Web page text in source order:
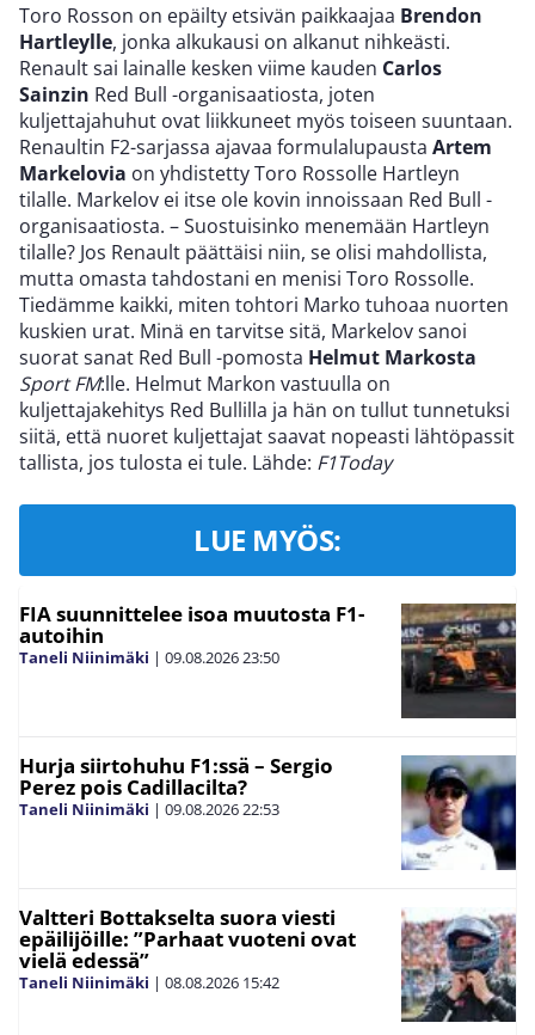
Toro Rosson on epäilty etsivän paikkaajaa Brendon
Hartleylle, jonka alkukausi on alkanut nihkeästi.
Renault sai lainalle kesken viime kauden Carlos
Sainzin Red Bull -organisaatiosta, joten
kuljettajahuhut ovat liikkuneet myös toiseen suuntaan.
Renaultin F2-sarjassa ajavaa formulalupausta Artem
Markelovia on yhdistetty Toro Rossolle Hartleyn
tilalle. Markelov ei itse ole kovin innoissaan Red Bull -
organisaatiosta. – Suostuisinko menemään Hartleyn
tilalle? Jos Renault päättäisi niin, se olisi mahdollista,
mutta omasta tahdostani en menisi Toro Rossolle.
Tiedämme kaikki, miten tohtori Marko tuhoaa nuorten
kuskien urat. Minä en tarvitse sitä, Markelov sanoi
suorat sanat Red Bull -pomosta Helmut Markosta
Sport FM:lle. Helmut Markon vastuulla on
kuljettajakehitys Red Bullilla ja hän on tullut tunnetuksi
siitä, että nuoret kuljettajat saavat nopeasti lähtöpassit
tallista, jos tulosta ei tule. Lähde: F1Today
LUE MYÖS:
FIA suunnittelee isoa muutosta F1-
autoihin
Taneli Niinimäki | 09.08.202623:50
Hurja siirtohuhu F1:ssä – Sergio
Perez pois Cadillacilta?
Taneli Niinimäki | 09.08.202622:53
Valtteri Bottakselta suora viesti
epäilijöille: ”Parhaat vuoteni ovat
vielä edessä”
Taneli Niinimäki | 08.08.2026 15:42